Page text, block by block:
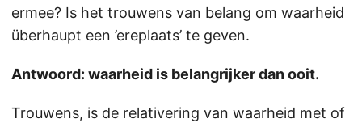
ermee? Is het trouwens van belang om waarheid
überhaupt een ’ereplaats’ te geven.
Antwoord: waarheid is belangrijker dan ooit.
Trouwens, is de relativering van waarheid met of